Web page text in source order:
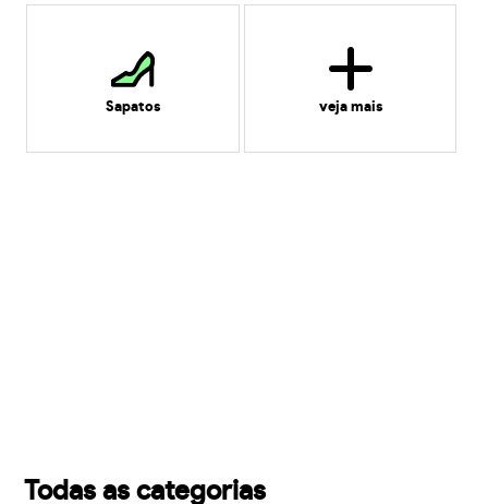
Sapatos veja mais
Todas as categorias